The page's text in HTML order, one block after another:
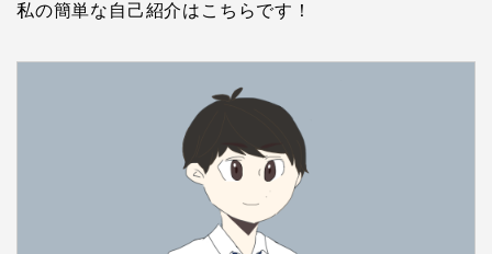
私の簡単な自己紹介はこちらです！